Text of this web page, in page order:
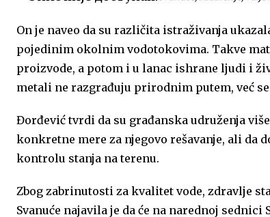
On je naveo da su različita istraživanja
pojedinim okolnim vodotokovima. Takve
proizvode, a potom i u lanac ishrane ljudi i
metali ne razgrađuju prirodnim putem, već
Đorđević tvrdi da su građanska udruženja
konkretne mere za njegovo rešavanje, ali da
kontrolu stanja na terenu.
Zbog zabrinutosti za kvalitet vode, zdravlje
Svanuće najavila je da će na narednoj